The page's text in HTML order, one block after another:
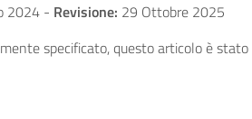
2024 - Revisione: 29 Ottobre 2025
specificato, questo articolo è